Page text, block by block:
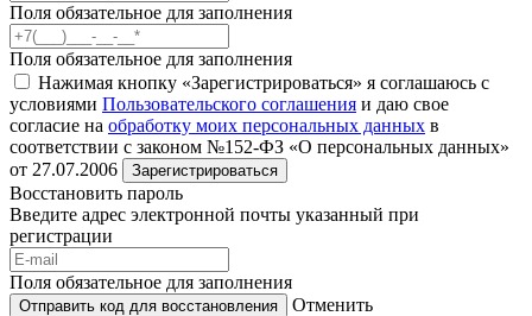
Поля обязательное для заполнения
Поля обязательное для заполнения
Нажимая кнопку «Зарегистрироваться» я соглашаюсь с
условиями Пользовательского соглашения и даю свое
согласие на обработку моих персональных данных в
соответствии с законом №152-ФЗ «О персональных данных»
от 27.07.2006
Зарегистрироваться
Восстановить пароль
Введите адрес электронной почты указанный при
регистрации
Поля обязательное для заполнения
Отправить код для восстановления
Отменить